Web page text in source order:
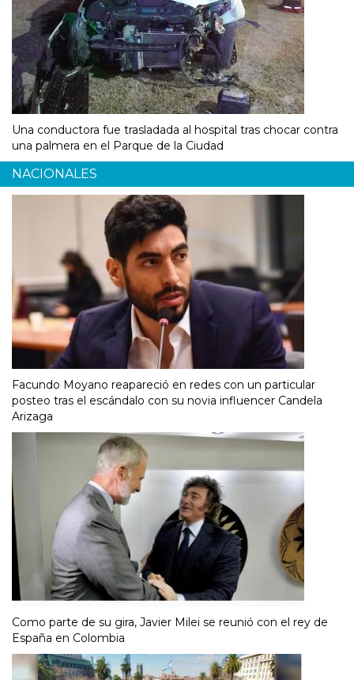
Una conductora fue trasladada al hospital tras chocar contra
una palmera en el Parque de la Ciudad
NACIONALES
Facundo Moyano reapareció en redes con un particular
posteo tras el escándalo con su novia influencer Candela
Arizaga
Como parte de su gira, Javier Milei se reunió con el rey de
España en Colombia